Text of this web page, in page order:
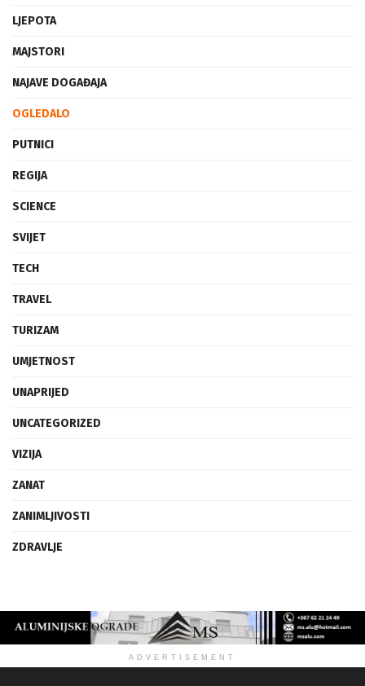
LJEPOTA
MAJSTORI
NAJAVE DOGAĐAJA
OGLEDALO
PUTNICI
REGIJA
SCIENCE
SVIJET
TECH
TRAVEL
TURIZAM
UMJETNOST
UNAPRIJED
UNCATEGORIZED
VIZIJA
ZANAT
ZANIMLJIVOSTI
ZDRAVLJE
ADVERTISEMENT